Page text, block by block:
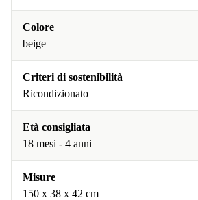
Colore
beige
Criteri di sostenibilità
Ricondizionato
Età consigliata
18 mesi - 4 anni
Misure
150 x 38 x 42 cm